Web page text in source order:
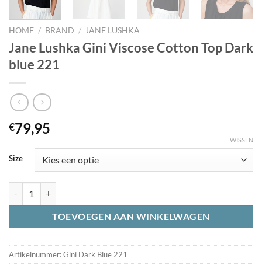
HOME / BRAND / JANE LUSHKA
Jane Lushka Gini Viscose Cotton Top Dark
blue 221
€79,95
Size
WISSEN
TOEVOEGEN AAN WINKELWAGEN
Artikelnummer:Gini Dark Blue 221